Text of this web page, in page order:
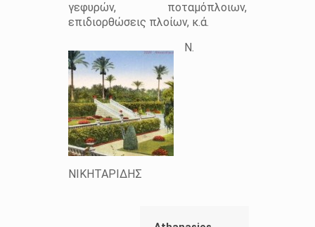
γεφυρών, ποταμόπλοιων,
επιδιορθώσεις πλοίων, κ.ά.
Ν.
ΝΙΚΗΤΑΡΙΔΗΣ